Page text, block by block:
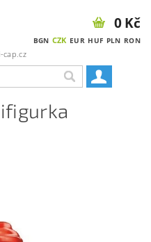
cap.cz
BGN CZK EUR HUF PLN RON
0 Kč